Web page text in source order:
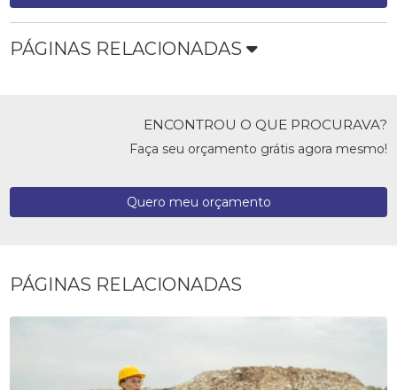
PÁGINAS RELACIONADAS
ENCONTROU O QUE PROCURAVA?
Faça seu orçamento grátis agora mesmo!
Quero meu orçamento
PÁGINAS RELACIONADAS